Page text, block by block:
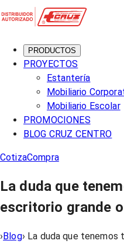
PRODUCTOS
PROYECTOS
Estantería
Mobiliario
Mobiliario Escolar
PROMOCIONES
BLOG CRUZ CENTRO
CotizaCompra
La duda que
escritorio grande
› Blog› La duda que tenemos